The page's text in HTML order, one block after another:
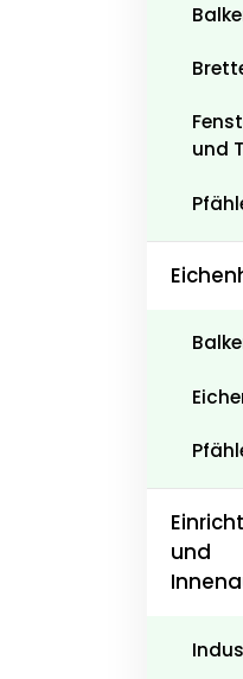
und
und